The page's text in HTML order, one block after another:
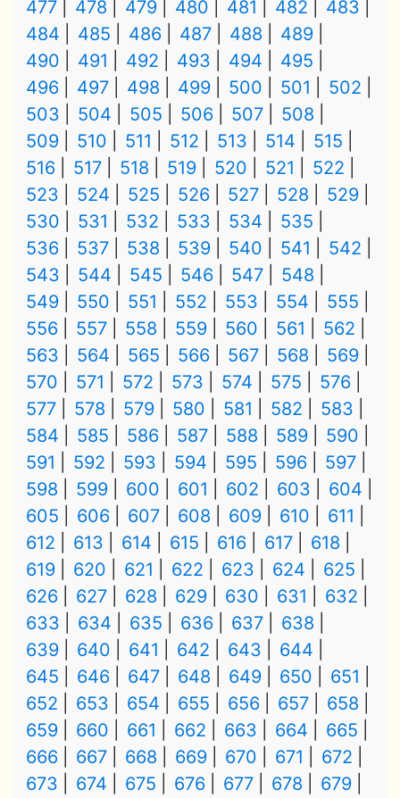
477 478 479 480 481 482
483
484
485 486 487 488
489
490
491 492 493 494
495
496
497 498 499 500 501
502
503
504 505 506 507
508
509
510 511 512 513 514
515
516
517 518 519 520 521
522
523
524 525 526 527 528
529
530
531 532 533 534
535
536
537 538 539 540 541
542
543
544 545 546 547
548
549
550 551 552 553 554
555
556
557 558 559 560 561
562
563
564 565 566 567 568
569
570
571 572 573 574 575
576
577
578 579 580 581 582
583
584
585 586 587 588 589
590
591
592 593 594 595 596
597
598
599 600 601 602 603
604
605
606 607 608 609 610
611
612
613 614 615 616 617
618
619
620 621 622 623 624
625
626
627 628 629 630 631
632
633
634 635 636 637
638
639
640 641 642 643
644
645
646 647 648 649 650
651
652
653 654 655 656 657
658
659
660 661 662 663 664
665
666
667 668 669 670 671
672
673
674 675 676 677 678
679